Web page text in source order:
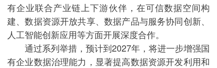
有企业联合产业链上下游伙伴，在可信数据空间构
建、数据资源开放共享、数据产品与服务协同创新、
人工智能创新应用等方面开展深度合作。
通过系列举措，预计到2027年，将进一步增强国
有企业数据治理能力，显著提高数据资源开发利用和